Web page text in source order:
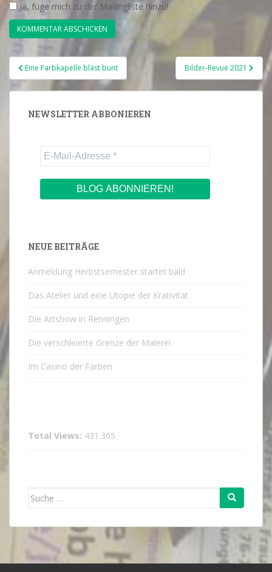
Ja, füge mich zu der Mailingliste hinzu!
Beitragsnavigation
Eine Farbkapelle bläst bunt Bilder-Revue 2021
NEWSLETTER ABBONIEREN
NEUE BEITRÄGE
Anmeldung Herbstsemester startet bald
Das Atelier und eine Utopie der Krativität
Die Artshow in Renningen
Die verschleierte Grenze der Malerei
Im Casino der Farben
Total Views: 431.365
Suche